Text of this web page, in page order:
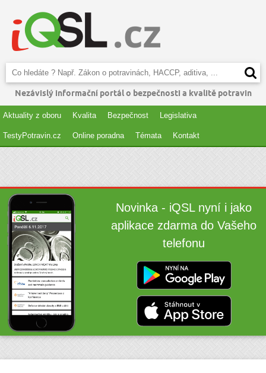
Nezávislý informační portál o bezpečnosti a kvalitě potravin
Aktuality z oboru Kvalita Bezpečnost Legislativa
TestyPotravin.cz Online poradna Témata Kontakt
Novinka - iQSL nyní i jako
aplikace zdarma do Vašeho
telefonu